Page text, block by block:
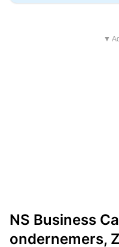
▼
NS Business
ondernemers,